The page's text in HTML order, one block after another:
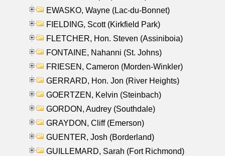
EWASKO, Wayne (Lac-du-Bonnet)
FIELDING, Scott (Kirkfield Park)
FLETCHER, Hon. Steven (Assiniboia)
FONTAINE, Nahanni (St. Johns)
FRIESEN, Cameron (Morden-Winkler)
GERRARD, Hon. Jon (River Heights)
GOERTZEN, Kelvin (Steinbach)
GORDON, Audrey (Southdale)
GRAYDON, Cliff (Emerson)
GUENTER, Josh (Borderland)
GUILLEMARD, Sarah (Fort Richmond)